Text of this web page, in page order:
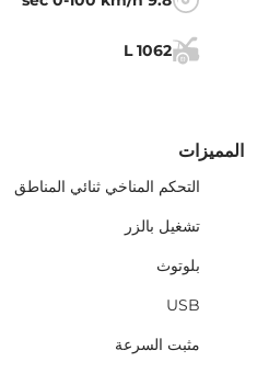
1062 L
المميزات
التحكم المناخي ثنائي المناطق
تشغيل بالزر
بلوتوث
USB
مثبت السرعة